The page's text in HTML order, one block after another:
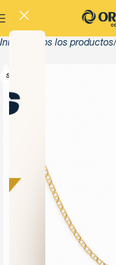
Inicio Todos los productos
SOLD OUT